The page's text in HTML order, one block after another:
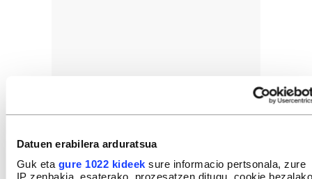
Datuen erabilera arduratsua
Guk eta gure 1022 kideek sure informacio pertsonala, zure
IP zenbakia, esaterako, prozesatzen ditugu, cookie bezalako